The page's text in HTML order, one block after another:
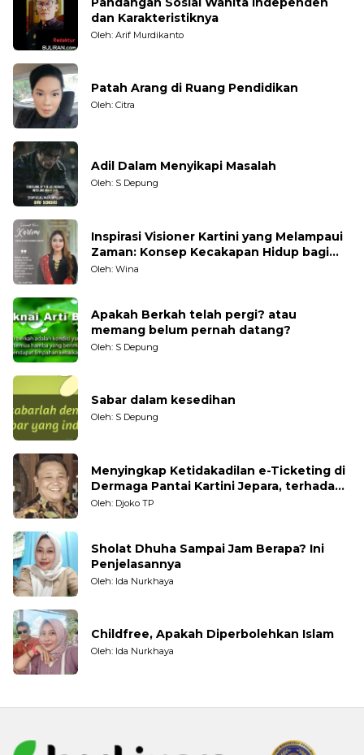
dan Karakteristiknya
Oleh: Arif Murdikanto
Patah Arang di Ruang Pendidikan
Oleh: Citra
Adil Dalam Menyikapi Masalah
Oleh: S Depung
Inspirasi Visioner Kartini yang Melampaui
Zaman: Konsep Kecakapan Hidup bagi
Generasi Muda
Oleh: Wina
Apakah Berkah telah pergi? atau
memang belum pernah datang?
Oleh: S Depung
Sabar dalam kesedihan
Oleh: S Depung
Menyingkap Ketidakadilan e-Ticketing di
Dermaga Pantai Kartini Jepara, terhadap
Nelayan Tradisional
Oleh: Djoko TP
Sholat Dhuha Sampai Jam Berapa? Ini
Penjelasannya
Oleh: Ida Nurkhaya
Childfree, Apakah Diperbolehkan Islam
Oleh: Ida Nurkhaya